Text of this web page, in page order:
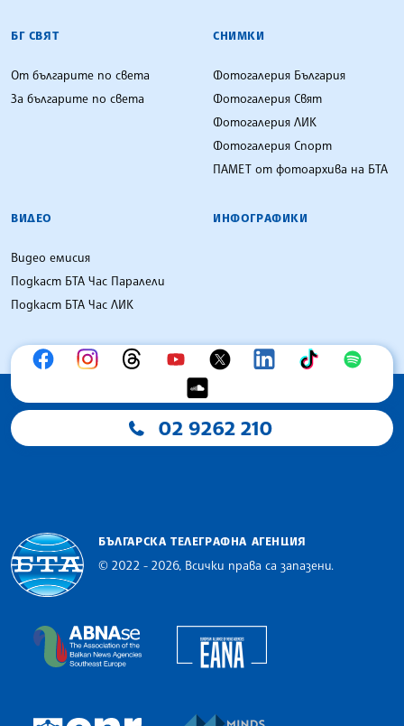
БГ СВЯТ
От българите по света
За българите по света
СНИМКИ
Фотогалерия България
Фотогалерия Свят
Фотогалерия ЛИК
Фотогалерия Спорт
ПАМЕТ от фотоархива на БТА
ВИДЕО
Видео емисия
Подкаст БТА Час Паралели
Подкаст БТА Час ЛИК
ИНФОГРАФИКИ
02 9262 210
БЪЛГАРСКА ТЕЛЕГРАФНА АГЕНЦИЯ
© 2022 - 2026, Всички права са запазени.
The Assocoation of the Balkan News Agencies